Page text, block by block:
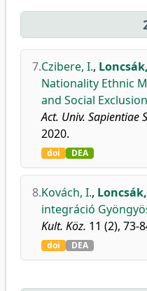
7.Czibere, I.,
Nationality Ethnic
and Social
Act. Univ. Sapientiae
2020.
doi DEA
8.Kovách, I.,
integráció
Kult. Köz. 11 (2), 73-
doi DEA